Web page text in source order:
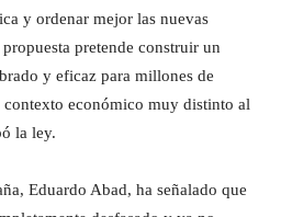
y ordenar mejor las nuevas
pretende construir un
y eficaz para millones de
económico muy distinto al
la ley.
Eduardo Abad, ha señalado que